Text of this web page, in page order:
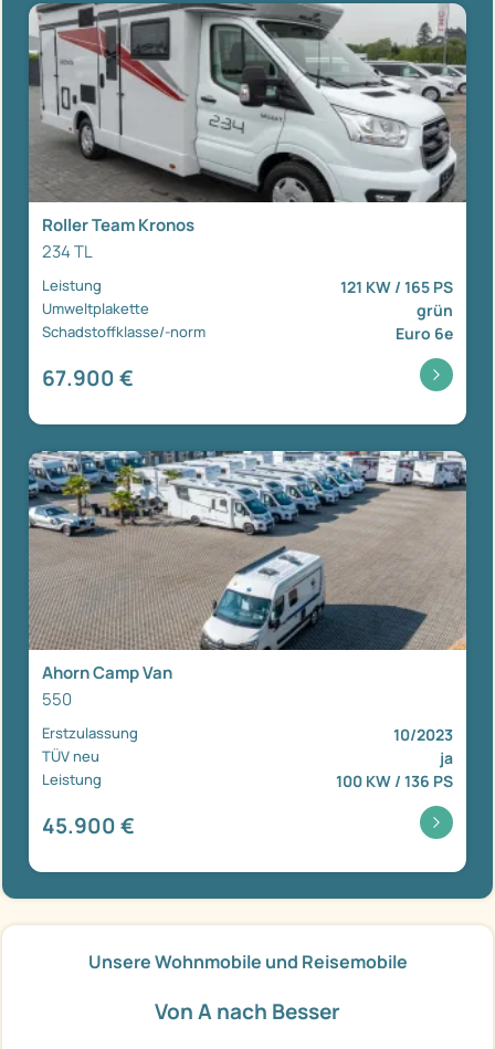
Roller Team Kronos
234 TL
Leistung 121 KW / 165 PS
Umweltplakette grün
Schadstoffklasse/-norm Euro 6e
67.900 €
Ahorn Camp Van
550
Erstzulassung 10/2023
TÜV neu ja
Leistung 100 KW / 136 PS
45.900 €
Unsere Wohnmobile und Reisemobile
Von A nach Besser